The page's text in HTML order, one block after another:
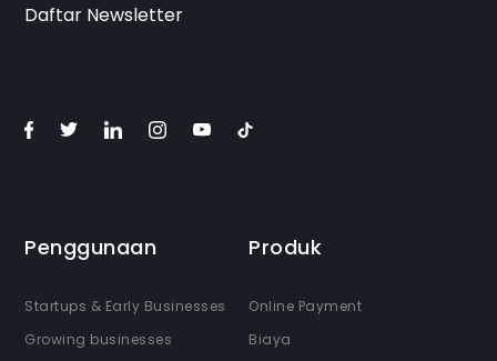
Daftar Newsletter
Penggunaan
Startups & Early Businesses
Growing businesses
Produk
Online Payment
Biaya